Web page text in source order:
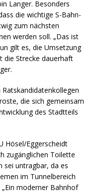
Langer. Besonders
die wichtige S-Bahn-
zum nächsten
werden soll. „Das ist
gilt es, die Umsetzung
die Strecke dauerhaft
die sich gemeinsam
des Stadtteils
Hösel/Eggerscheidt
zugänglichen Toilette
sei untragbar, da es
im Tunnelbereich
moderner Bahnhof